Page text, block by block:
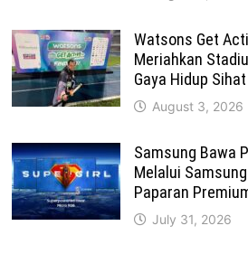
Watsons Get
Meriahkan
Gaya Hidup Sihat
August 3, 2026
Samsung Bawa
Melalui
Paparan
July 31, 2026